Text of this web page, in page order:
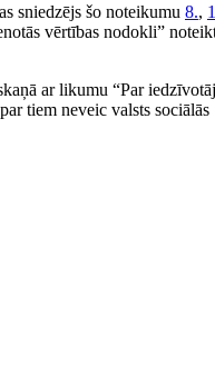
sniedzējs šo noteikumu 8.,
vērtības nodokli”
ar likumu “Par
tiem neveic valsts sociālās